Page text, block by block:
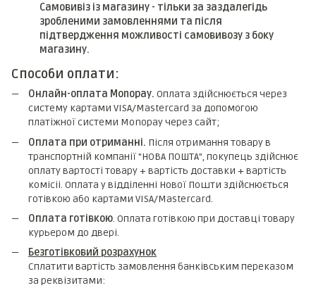
Самовивіз із магазину - тільки за заздалегідь
зробленими замовленнями та після
підтвердження можливості самовивозу з боку
магазину.
Способи оплати:
Онлайн-оплата Monopay. Оплата здійснюється через
систему картами VISA/Mastercard за допомогою
платіжної системи Monopay через сайт;
Оплата при отриманні. Після отримання товару в
транспортній компанії "НОВА ПОШТА", покупець здійснює
оплату вартості товару + вартість доставки + вартість
комicii. Оплата у відділенні Нової Пошти здійснюється
готівкою або картами VISA/Mastercard.
Оплата готівкою. Оплата готівкою при доставці товару
курьером до двері.
Безготівковий розрахунок
Сплатити вартість замовлення банківським переказом
за реквізитами: